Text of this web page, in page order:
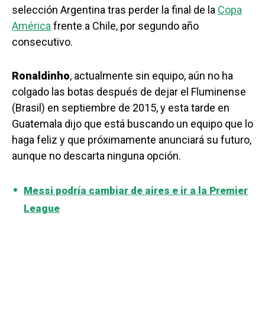
selección Argentina tras perder la final de la Copa
América frente a Chile, por segundo año
consecutivo.
Ronaldinho, actualmente sin equipo, aún no ha
colgado las botas después de dejar el Fluminense
(Brasil) en septiembre de 2015, y esta tarde en
Guatemala dijo que está buscando un equipo que lo
haga feliz y que próximamente anunciará su futuro,
aunque no descarta ninguna opción.
Messi podría cambiar de aires e ir a la Premier
League